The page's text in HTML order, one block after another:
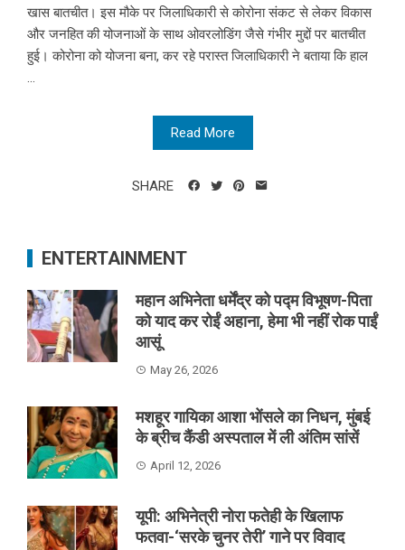
खास बातचीत। इस मौके पर जिलाधिकारी से कोरोना संकट से लेकर विकास
और जनहित की योजनाओं के साथ ओवरलोडिंग जैसे गंभीर मुद्दों पर बातचीत
हुई। कोरोना को योजना बना, कर रहे परास्त जिलाधिकारी ने बताया कि हाल
Read More
SHARE
ENTERTAINMENT
महान अभिनेता धर्मेंद्र को पद्म विभूषण-पिता
को याद कर रोईं अहाना, हेमा भी नहीं रोक पाईं
आसूं
May 26, 2026
मशहूर गायिका आशा भोंसले का निधन, मुंबई
के ब्रीच कैंडी अस्पताल में ली अंतिम सांसें
April 12, 2026
यूपी: अभिनेत्री नोरा फतेही के खिलाफ
फतवा-‘सरके चुनर तेरी’ गाने पर विवाद